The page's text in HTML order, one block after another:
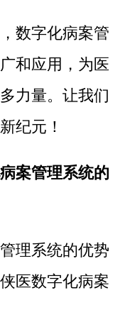
数字化病案管
和应用，为医
力量。让我们
纪元！
案管理系统的
理系统的优势
医数字化病案